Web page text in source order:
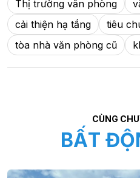
Thị trường văn phòng
cải thiện hạ tầng
tiêu
tòa nhà văn phòng cũ
CÙNG
BẤT